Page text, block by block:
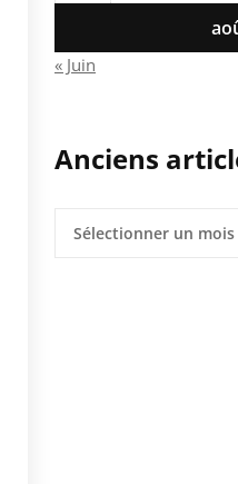
« Juin
Anciens
articles